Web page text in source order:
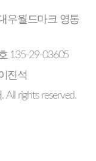
우월드마크 영통
135-29-03605
진석
. All rights reserved.